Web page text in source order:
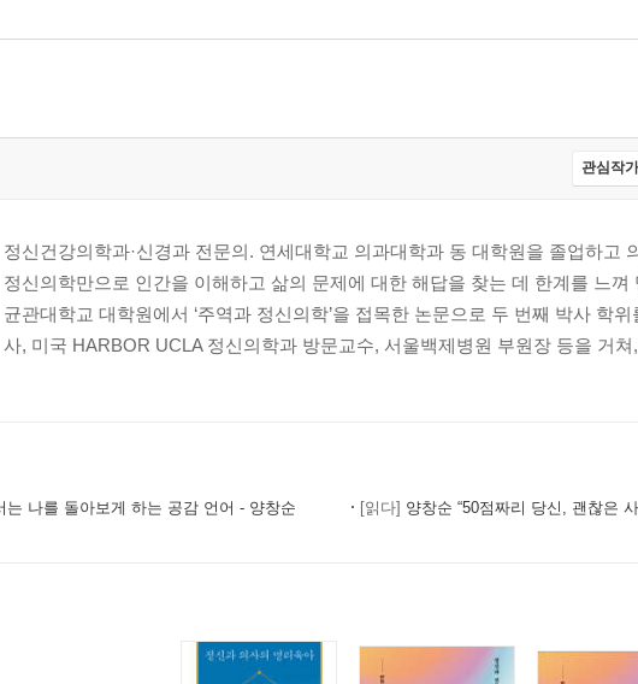
공황장애
한 주부
신체화 장애
환자가 된 어머니
정신장애
이만 따라다니는 어머니
충동조절장애
러 가지 요인들
(?)
기는 구조의 허와 실
관심작
정신건강의학과·신경과 전문의. 연세대학교 의과대학과 동 대학원을 졸업하고
정신의학만으로 인간을 이해하고 삶의 문제에 대한 해답을 찾는 데 한계를 느껴
균관대학교 대학원에서 ‘주역과 정신의학’을 접목한 논문으로 두 번째 박사 학
사, 미국 HARBOR UCLA 정신의학과 방문교수, 서울백제병원 부원장 등을 거
는 나를 돌아보게 하는 공감 언어 - 양창순 [읽다] 양창순 “50점짜리 당신, 괜찮은